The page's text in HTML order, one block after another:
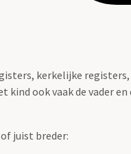
kerkelijke
ook vaak de vader
juist breder: